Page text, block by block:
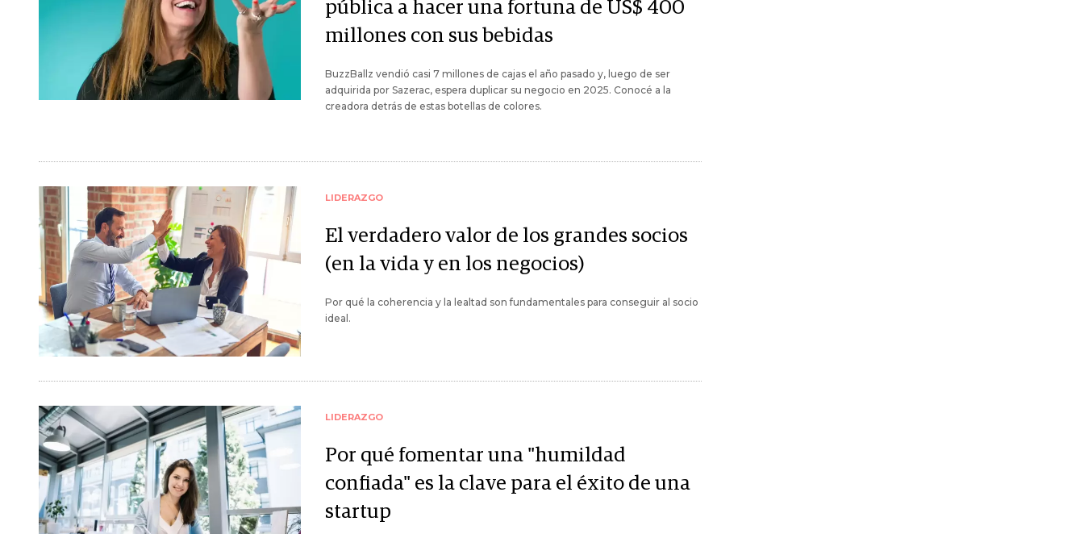
pública a hacer una fortuna de US$ 400
millones con sus bebidas
BuzzBallz vendió casi 7 millones de cajas el año pasado y, luego de ser
adquirida por Sazerac, espera duplicar su negocio en 2025. Conocé a la
creadora detrás de estas botellas de colores.
LIDERAZGO
El verdadero valor de los grandes socios
(en la vida y en los negocios)
Por qué la coherencia y la lealtad son fundamentales para conseguir al socio
ideal.
LIDERAZGO
Por qué fomentar una "humildad
confiada" es la clave para el éxito de una
startup